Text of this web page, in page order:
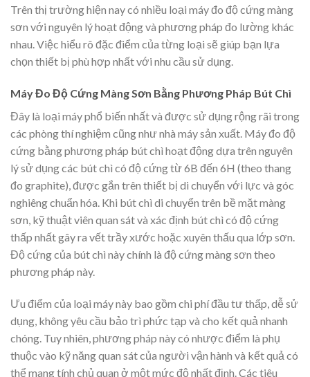
Trên thị trường hiện nay có nhiều loại máy đo độ cứng màng
sơn với nguyên lý hoạt động và phương pháp đo lường khác
nhau. Việc hiểu rõ đặc điểm của từng loại sẽ giúp bạn lựa
chọn thiết bị phù hợp nhất với nhu cầu sử dụng.
Máy Đo Độ Cứng Màng Sơn Bằng Phương Pháp Bút Chì
Đây là loại máy phổ biến nhất và được sử dụng rộng rãi trong
các phòng thí nghiệm cũng như nhà máy sản xuất. Máy đo độ
cứng bằng phương pháp bút chì hoạt động dựa trên nguyên
lý sử dụng các bút chì có độ cứng từ 6B đến 6H (theo thang
đo graphite), được gắn trên thiết bị di chuyển với lực và góc
nghiêng chuẩn hóa. Khi bút chì di chuyển trên bề mặt màng
sơn, kỹ thuật viên quan sát và xác định bút chì có độ cứng
thấp nhất gây ra vết trầy xước hoặc xuyên thấu qua lớp sơn.
Độ cứng của bút chì này chính là độ cứng màng sơn theo
phương pháp này.
Ưu điểm của loại máy này bao gồm chi phí đầu tư thấp, dễ sử
dụng, không yêu cầu bảo trì phức tạp và cho kết quả nhanh
chóng. Tuy nhiên, phương pháp này có nhược điểm là phụ
thuộc vào kỹ năng quan sát của người vận hành và kết quả có
thể mang tính chủ quan ở một mức độ nhất định. Các tiêu